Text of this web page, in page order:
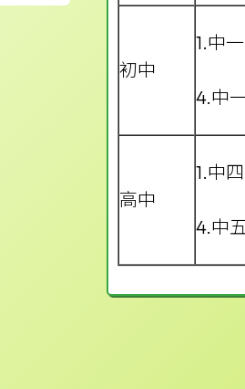
初中
1.中
4.中
高中
1.中
4.中